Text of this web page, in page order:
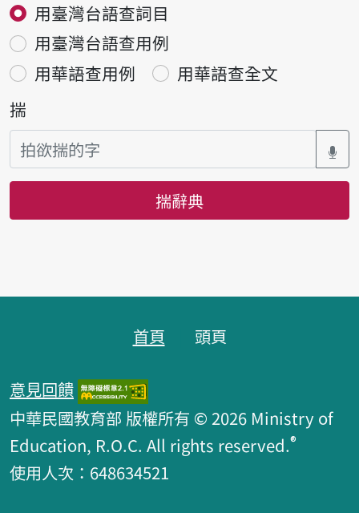
用臺灣台語查詞目
用臺灣台語查用例
用華語查用例
用華語查全文
揣
揣辭典
首頁 頭頁
意見回饋
中華民國教育部 版權所有 © 2026 Ministry of
Education, R.O.C. All rights reserved.®
使用人次：648634521